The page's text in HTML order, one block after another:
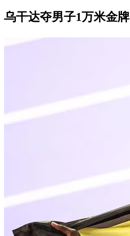
乌干达夺男子1万米金牌